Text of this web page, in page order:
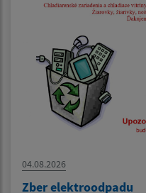
04.08.2026
Zber elektroodpadu